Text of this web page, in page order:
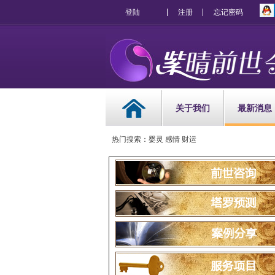
登陆 注册 忘记密码
关于我们 最新消息
热门搜索：婴灵 感情 财运